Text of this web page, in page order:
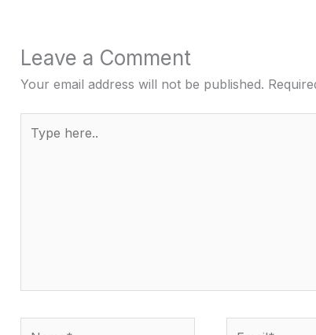
Leave a Comment
Your email address will not be published.
here..